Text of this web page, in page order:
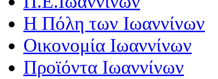
Η Πόλη των Ιωαννίνων
Οικονομία Ιωαννίνων
Προϊόντα Ιωαννίνων